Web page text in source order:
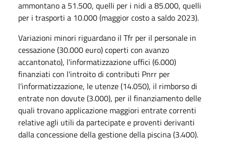
ammontano a 51.500, quelli per i nidi a 85.000, quelli
per i trasporti a 10.000 (maggior costo a saldo 2023).
Variazioni minori riguardano il Tfr per il personale in
cessazione (30.000 euro) coperti con avanzo
accantonato), l'informatizzazione uffici (6.000)
finanziati con l'introito di contributi Pnrr per
l'informatizzazione, le utenze (14.050), il rimborso di
entrate non dovute (3.000), per il finanziamento delle
quali trovano applicazione maggiori entrate correnti
relative agli utili da partecipate e proventi derivanti
dalla concessione della gestione della piscina (3.400).